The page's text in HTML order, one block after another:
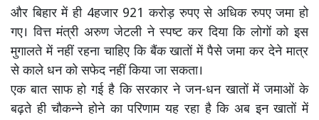
और बिहार में ही 4हजार 921 करोड़ रुपए से अधिक रुपए जमा हो
गए। वित्त मंत्री अरुण जेटली ने स्पष्ट कर दिया कि लोगों को इस
मुगालते में नहीं रहना चाहिए कि बैंक खातों में पैसे जमा कर देने मात्र
से काले धन को सफेद नहीं किया जा सकता।
एक बात साफ हो गई है कि सरकार ने जन-धन खातों में जमाओं के
बढ़ते ही चौकन्ने होने का परिणाम यह रहा है कि अब इन खातों में